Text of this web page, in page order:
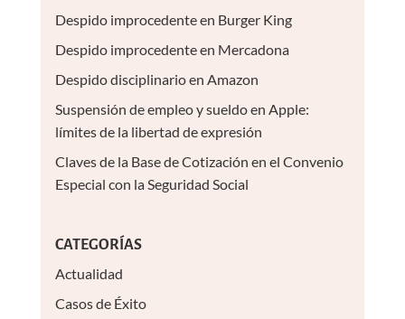
Despido improcedente en Burger King
Despido improcedente en Mercadona
Despido disciplinario en Amazon
Suspensión de empleo y sueldo en Apple:
límites de la libertad de expresión
Claves de la Base de Cotización en el Convenio
Especial con la Seguridad Social
CATEGORÍAS
Actualidad
Casos de Éxito